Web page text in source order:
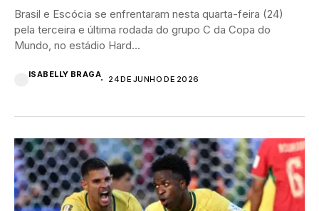
Brasil e Escócia se enfrentaram nesta quarta-feira (24)
pela terceira e última rodada do grupo C da Copa do
Mundo, no estádio Hard...
ISABELLY BRAGA
24 DE JUNHO DE 2026